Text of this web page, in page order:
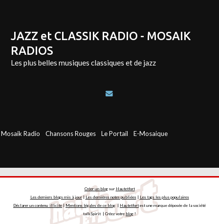
JAZZ et CLASSIK RADIO - MOSAIK
RADIOS
Les plus belles musiques classiques et de jazz
Mosaik Radio Chansons Rouges Le Portail E-Mosaique
Créer un blogsur Hautetfort
Les derniers blogs mis à jour|Les dernières notes publiées| Les tags les plus populaires
Déclarer un contenu illicite|Mentions légales de ce blog | Hautetfort est une marque déposée de la société
talkSpirit | Créez votre blog!